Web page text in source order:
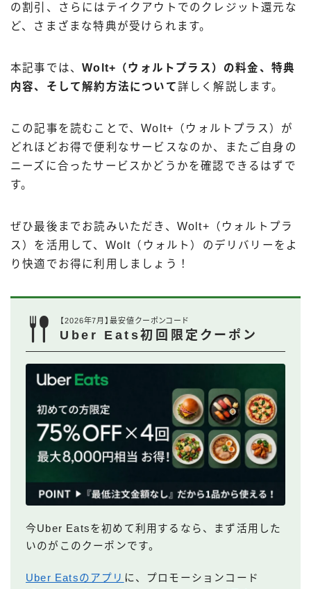
の割引、さらにはテイクアウトでのクレジット還元な
ど、さまざまな特典が受けられます。
本記事では、Wolt+（ウォルトプラス）の料金、特典
内容、そして解約方法について詳しく解説します。
この記事を読むことで、Wolt+（ウォルトプラス）が
どれほどお得で便利なサービスなのか、またご自身の
ニーズに合ったサービスかどうかを確認できるはずで
す。
ぜひ最後までお読みいただき、Wolt+（ウォルトプラ
ス）を活用して、Wolt（ウォルト）のデリバリーをよ
り快適でお得に利用しましょう！
【2026年7月】最安値クーポンコード
Uber Eats初回限定クーポン
今Uber Eatsを初めて利用するなら、まず活用した
いのがこのクーポンです。
Uber Eatsのアプリ に、プロモーションコード